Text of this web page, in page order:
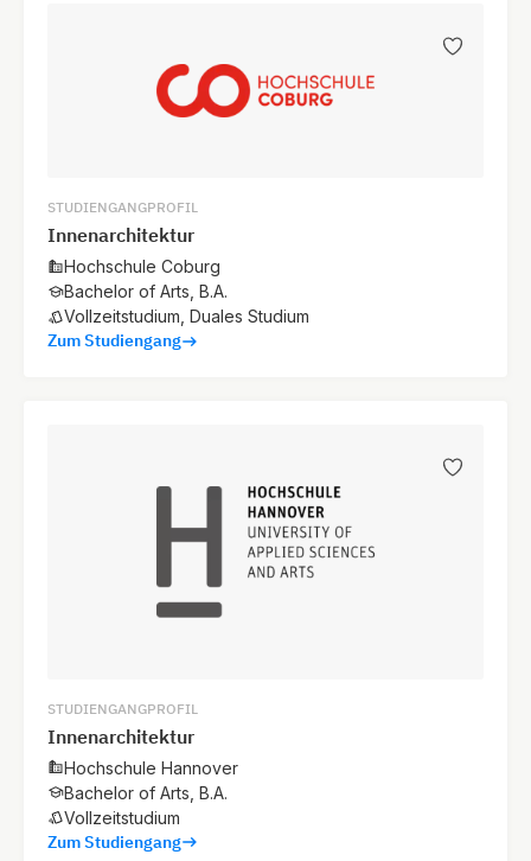
STUDIENGANGPROFIL
Innenarchitektur
Hochschule Coburg
Bachelor of Arts, B.A.
Vollzeitstudium, Duales Studium
Zum Studiengang
STUDIENGANGPROFIL
Innenarchitektur
Hochschule Hannover
Bachelor of Arts, B.A.
Vollzeitstudium
Zum Studiengang